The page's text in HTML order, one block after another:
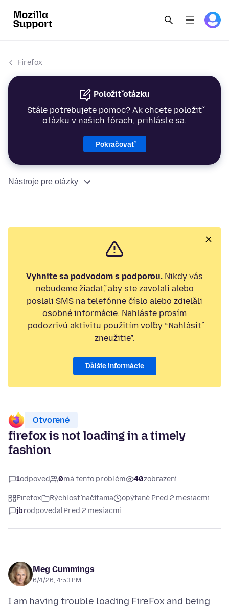
Firefox
Položiť otázku
Stále potrebujete pomoc? Ak chcete položiť
otázku v našich fórach, prihláste sa.
Pokračovať
Nástroje pre otázky
Vyhnite sa podvodom s podporou. Nikdy vás
nebudeme žiadať, aby ste zavolali alebo
poslali SMS na telefónne číslo alebo zdieľali
osobné informácie. Nahláste prosím
podozrivú aktivitu použitím voľby “Nahlásiť
zneužitie”.
Ďalšie informácie
Otvorené
firefox is not loading in a timely
fashion
1odpoveď 0má tento problém 40zobrazení
Firefox Rýchlosť načítania
opýtané Pred 2 mesiacmi
jbrodpovedalPred 2 mesiacmi
Meg Cummings
6/4/26, 4:53 PM
I am having trouble loading FireFox and being